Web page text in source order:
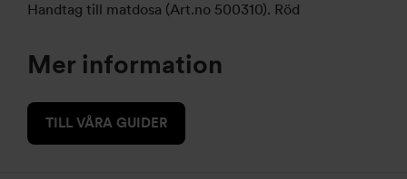
Handtag till matdosa (Art.no 500310). Röd
Mer information
TILL VÅRA GUIDER